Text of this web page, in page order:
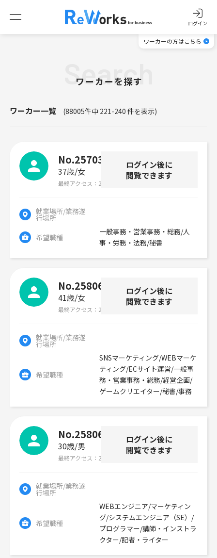
ログイン
ワーカーの方はこちら
ワーカーを探す
Search
ワーカー一覧 (88005件中 221-240 件を表示)
No.257038
37歳 女
最終アクセス 2026年07月30日
就業場所/業務遂
行場所
希望職種
一般事務・営業事務・総務/人
事・労務・法務/秘書
ログイン後に
閲覧できます
No.258067
41歳 女
最終アクセス 2026年07月30日
就業場所/業務遂
行場所
希望職種
SNSマーケティング/WEBマーケ
ティング/ECサイト運営/一般事
務・営業事務・総務/経営企画/
ゲームクリエイター/秘書/事務
ログイン後に
閲覧できます
No.258065
30歳 男
最終アクセス 2026年07月30日
就業場所/業務遂
行場所
希望職種
WEBエンジニア/マーケティン
グ/システムエンジニア（SE）/
プログラマー/講師・インストラ
クター/記者・ライター
ログイン後に
閲覧できます